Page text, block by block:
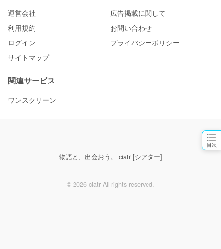
目次
運営会社
広告掲載に関して
利用規約
お問い合わせ
ログイン
プライバシーポリシー
サイトマップ
関連サービス
ワンスクリーン
物語と、出会おう。 ciatr [シアター]
© 2026 ciatr All rights reserved.